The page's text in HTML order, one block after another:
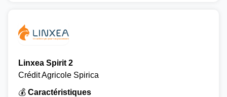
Linxea Spirit 2
Crédit Agricole Spirica
💰 Caractéristiques